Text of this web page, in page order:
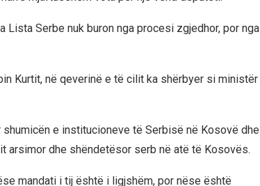
Serbe nuk buron nga procesi zgjedhor, por nga
Kurtit, në qeverinë e të cilit ka shërbyer si ministër
e institucioneve të Serbisë në Kosovë dhe
arsimor dhe shëndetësor serb në atë të Kosovës.
mandati i tij është i ligjshëm, por nëse është